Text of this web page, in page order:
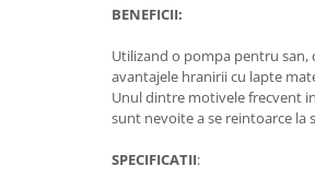
Uscatoare si perii electrice
Perii electrice
BENEFICII:
Utilizand o pompa pentru
avantajele hranirii cu lapte
Unul dintre motivele frecvent
sunt nevoite a se reintoarce la
SPECIFICATII: